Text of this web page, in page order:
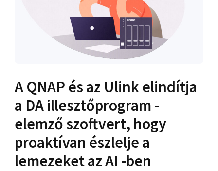
A QNAP és az Ulink elindítja
a DA illesztőprogram -
elemző szoftvert, hogy
proaktívan észlelje a
lemezeket az AI -ben